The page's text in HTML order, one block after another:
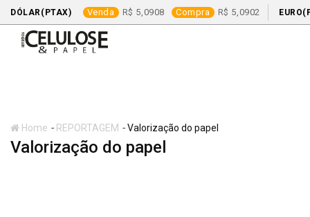
DÓLAR(PTAX) Venda 5,0908 Compra 5,0902
Home - REPORTAGEM -Valorização do papel
Valorização do papel